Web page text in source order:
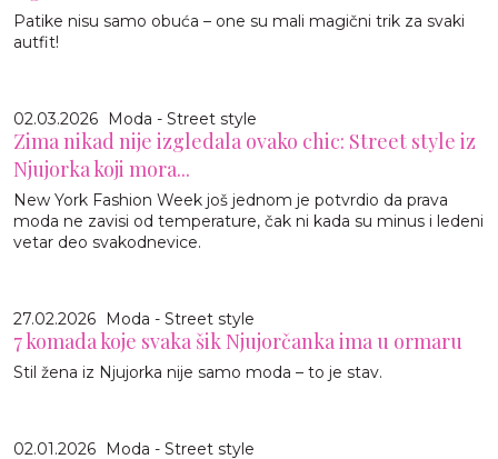
Patike nisu samo obuća – one su mali magični trik za svaki
autfit!
02.03.2026 Moda - Street style
Zima nikad nije izgledala ovako chic: Street style iz
Njujorka koji mora...
New York Fashion Week još jednom je potvrdio da prava
moda ne zavisi od temperature, čak ni kada su minus i ledeni
vetar deo svakodnevice.
27.02.2026 Moda - Street style
7 komada koje svaka šik Njujorčanka ima u ormaru
Stil žena iz Njujorka nije samo moda – to je stav.
02.01.2026 Moda - Street style